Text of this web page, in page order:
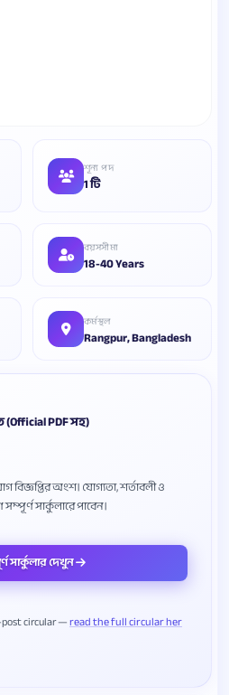
শূন্য পদ
1 টি
বয়সসীমা
18-40 Years
কর্মস্থল
Rangpur, Bangladesh
(Official PDF সহ)
অংশ। যোগ্যতা, শর্তাবলী ও
সার্কুলার দেখুন
circular —read the full circular her